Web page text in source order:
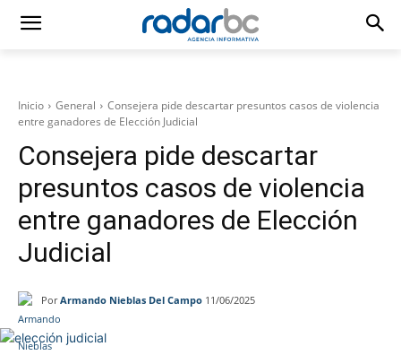
Inicio General
Consejera pide descartar presuntos casos de violencia
entre ganadores de Elección Judicial
Consejera pide descartar
presuntos casos de violencia
entre ganadores de Elección
Judicial
Por Armando Nieblas Del Campo 11/06/2025